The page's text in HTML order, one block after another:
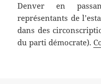
Denver en
représentants de
dans des
du parti démocrate).